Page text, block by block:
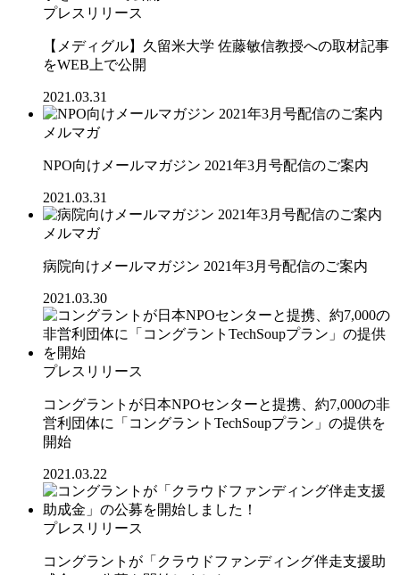
プレスリリース
【メディグル】久留米大学 佐藤敏信教授への取材記事
をWEB上で公開
2021.03.31
メルマガ
NPO向けメールマガジン 2021年3月号配信のご案内
2021.03.31
メルマガ
病院向けメールマガジン 2021年3月号配信のご案内
2021.03.30
プレスリリース
コングラントが日本NPOセンターと提携、約7,000の非
営利団体に「コングラントTechSoupプラン」の提供を
開始
2021.03.22
プレスリリース
コングラントが「クラウドファンディング伴走支援助